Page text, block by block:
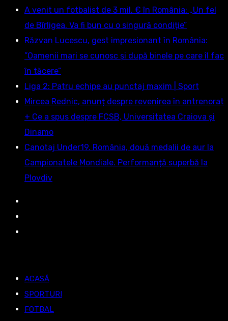
A venit un fotbalist de 3 mil. € în România: „Un fel
de Bîrligea. Va fi bun cu o singură condiție”
Răzvan Lucescu, gest impresionant în România:
”Oamenii mari se cunosc și după binele pe care îl fac
în tăcere”
Liga 2: Patru echipe au punctaj maxim | Sport
Mircea Rednic, anunț despre revenirea în antrenorat
+ Ce a spus despre FCSB, Universitatea Craiova și
Dinamo
Canotaj Under19. România, două medalii de aur la
Campionatele Mondiale. Performanță superbă la
Plovdiv
ACASĂ
SPORTURI
FOTBAL